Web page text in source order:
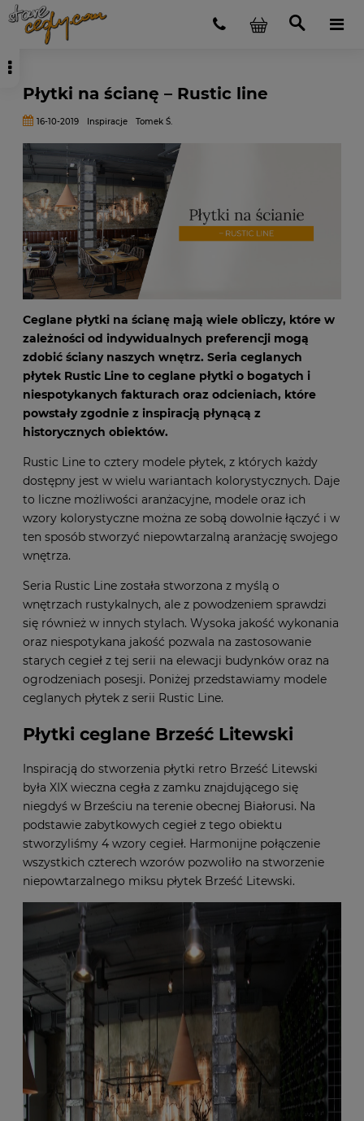
Płytki na ścianę – Rustic line
16-10-2019 Inspiracje Tomek Ś.
Ceglane płytki na ścianę mają wiele obliczy, które w
zależności od indywidualnych preferencji mogą
zdobić ściany naszych wnętrz. Seria ceglanych
płytek Rustic Line to ceglane płytki o bogatych i
niespotykanych fakturach oraz odcieniach, które
powstały zgodnie z inspiracją płynącą z
historycznych obiektów.
Rustic Line to cztery modele płytek, z których każdy
dostępny jest w wielu wariantach kolorystycznych. Daje
to liczne możliwości aranżacyjne, modele oraz ich
wzory kolorystyczne można ze sobą dowolnie łączyć i w
ten sposób stworzyć niepowtarzalną aranżację swojego
wnętrza.
Seria Rustic Line została stworzona z myślą o
wnętrzach rustykalnych, ale z powodzeniem sprawdzi
się również w innych stylach. Wysoka jakość wykonania
oraz niespotykana jakość pozwala na zastosowanie
starych cegieł z tej serii na elewacji budynków oraz na
ogrodzeniach posesji. Poniżej przedstawiamy modele
ceglanych płytek z serii Rustic Line.
Płytki ceglane Brześć Litewski
Inspiracją do stworzenia płytki retro Brześć Litewski
była XIX wieczna cegła z zamku znajdującego się
niegdyś w Brześciu na terenie obecnej Białorusi. Na
podstawie zabytkowych cegieł z tego obiektu
stworzyliśmy 4 wzory cegieł. Harmonijne połączenie
wszystkich czterech wzorów pozwoliło na stworzenie
niepowtarzalnego miksu płytek Brześć Litewski.